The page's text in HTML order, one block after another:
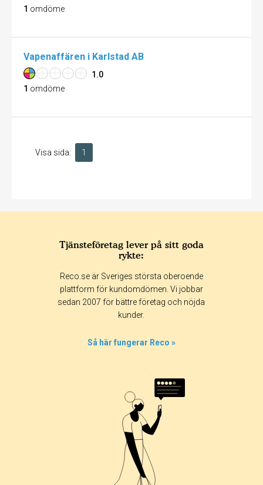
1 omdöme
Vapenaffären i Karlstad AB
1.0
1 omdöme
Visa sida: 1
Tjänsteföretag lever på sitt goda
rykte:
Reco.se är Sveriges största oberoende
plattform för kundomdömen. Vi jobbar
sedan 2007 för bättre företag och nöjda
kunder.
Så här fungerar Reco »